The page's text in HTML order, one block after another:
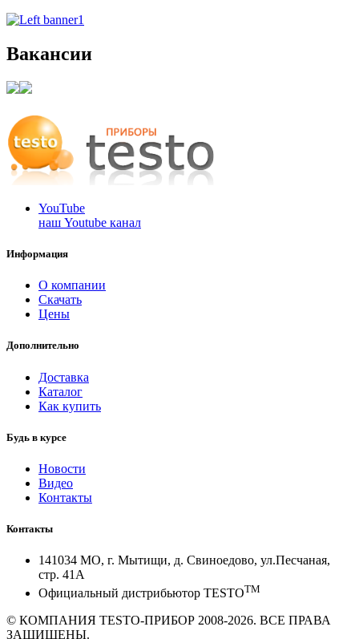
Вакансии
YouTube
наш Youtube канал
Информация
О компании
Скачать
Цены
Дополнительно
Доставка
Каталог
Как купить
Будь в курсе
Новости
Видео
Контакты
Контакты
141034 МО, г. Мытищи, д. Свиноедово, ул.Песчаная,
стр. 41А
Официальный дистрибьютор TESTOTM
© КОМПАНИЯ TESTO-ПРИБОР 2008-2026. ВСЕ ПРАВА
ЗАЩИЩЕНЫ.